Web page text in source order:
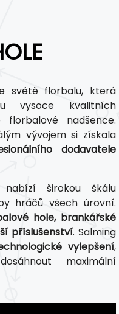
světě florbalu, která
vysoce kvalitních
nadšence.
vývojem si získala
dodavatele
nabízí širokou škálu
hráčů všech úrovní.
hole, brankářské
příslušenství. Salming
vylepšení,
maximální